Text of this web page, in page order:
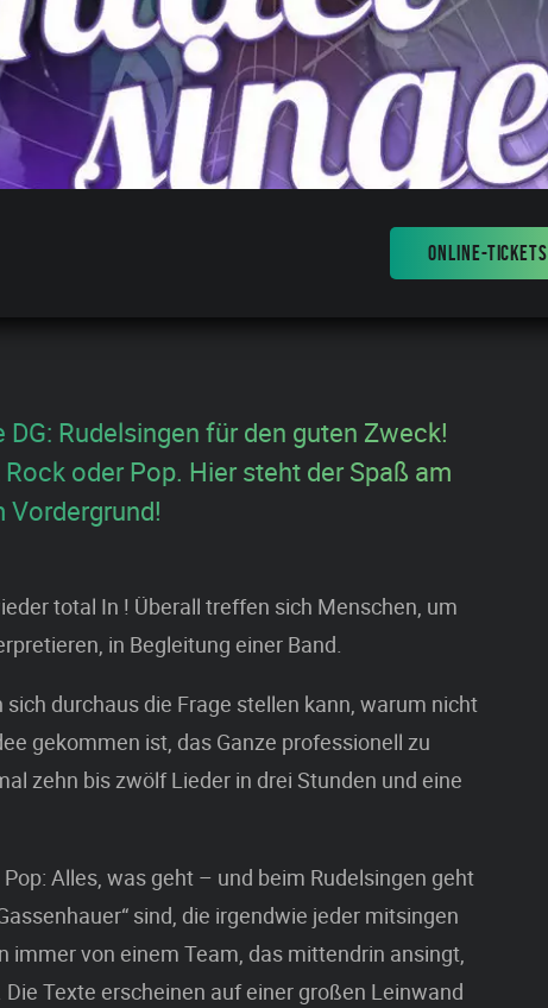
ONLINE-TICKETS
Rudelsingen für den guten Zweck!
Rock oder Pop. Hier steht der Spaß am
total In ! Überall treffen sich Menschen, um
in Begleitung einer Band.
durchaus die Frage stellen kann, warum nicht
gekommen ist, das Ganze professionell zu
zehn bis zwölf Lieder in drei Stunden und eine
Alles, was geht – und beim Rudelsingen geht
sind, die irgendwie jeder mitsingen
immer von einem Team, das mittendrin ansingt,
Texte erscheinen auf einer großen Leinwand